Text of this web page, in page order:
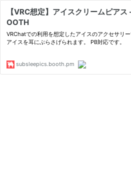
【VRC想定】アイスクリームピアス
OOTH
VRChatでの利用を想定したアイスのアクセサリ
アイスを耳にぶらさげられます。 PB対応です。
subsleepics.booth.pm